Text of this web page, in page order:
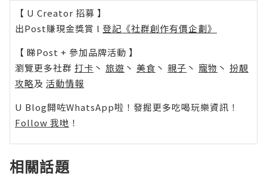
【 U Creator 招募 】
出Post賺現金獎賞 l 登記《社群創作有價企劃》
【 睇Post + 參加品牌活動 】
瀏覽更多社群 打卡 丶 旅遊 丶 美食 丶 親子 丶 寵物 丶 扮靚
攻略及 活動情報
U Blog開咗WhatsApp啦！發掘更多吃喝玩樂資訊！
Follow 我哋 ！
相關話題